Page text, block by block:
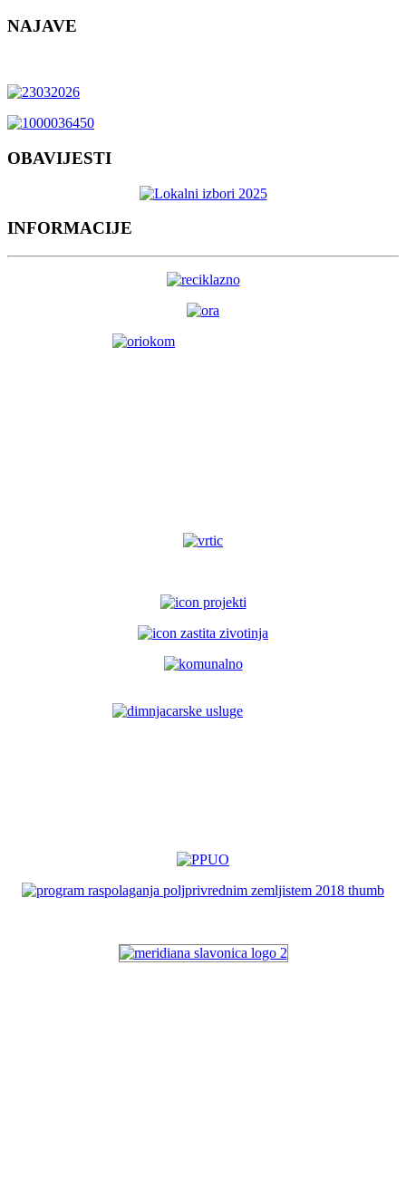
NAJAVE
OBAVIJESTI
INFORMACIJE